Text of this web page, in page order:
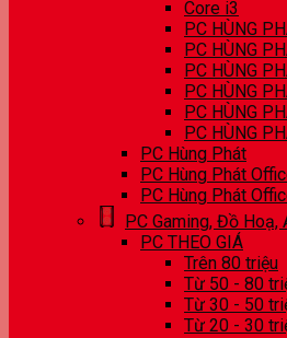
Core i3
PC HÙNG
PC HÙNG
PC HÙNG
PC HÙNG
PC HÙNG
PC HÙNG
PC Hùng Phát
PC Hùng Phát
PC Hùng Phát
PC Gaming, Đồ Hoạ,
PC THEO GIÁ
Trên 80 triệu
Từ 50 - 80
Từ 30 - 50
Từ 20 - 30